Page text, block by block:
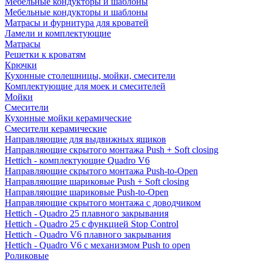
Мебельные кондукторы и шаблоны
Матрасы и фурнитура для кроватей
Ламели и комплектующие
Матрасы
Решетки к кроватям
Крючки
Кухонные столешницы, мойки, смесители
Комплектующие для моек и смесителей
Мойки
Смесители
Кухонные мойки керамические
Смесители керамические
Направляющие для выдвижных ящиков
Направляющие скрытого монтажа Push + Soft closing
Hettich - комплектующие Quadro V6
Направляющие скрытого монтажа Push-to-Open
Направляющие шариковые Push + Soft closing
Направляющие шариковые Push-to-Open
Направляющие скрытого монтажа с доводчиком
Hettich - Quadro 25 плавного закрывания
Hettich - Quadro 25 с функцией Stop Control
Hettich - Quadro V6 плавного закрывания
Hettich - Quadro V6 с механизмом Push to open
Роликовые